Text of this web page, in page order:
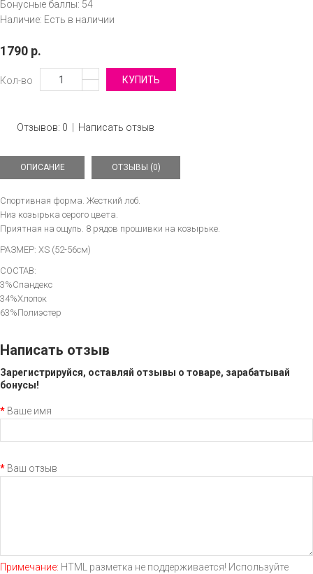
Бонусные баллы: 54
Наличие: Есть в наличии
1790 р.
Кол-во
Отзывов: 0 Написать отзыв
ОПИСАНИЕ ОТЗЫВЫ (0)
Спортивная форма. Жесткий лоб.
Низ козырька серого цвета.
Приятная на ощупь. 8 рядов прошивки на козырьке.
РАЗМЕР: XS (52-56см)
СОСТАВ:
3%Спандекс
34%Хлопок
63%Полиэстер
Написать отзыв
Зарегистрируйся, оставляй отзывы о товаре, зарабатывай
бонусы!
Ваше имя
Ваш отзыв
Примечание: HTML разметка не поддерживается! Используйте